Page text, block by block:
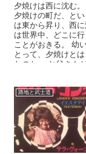
夕焼けは西に沈む
夕焼けの町だ、と
は東から昇り、西
は世界中、どこに
ことがおきる。 幼
とって、夕焼けと
たのか。 お父さん
路地と武士道